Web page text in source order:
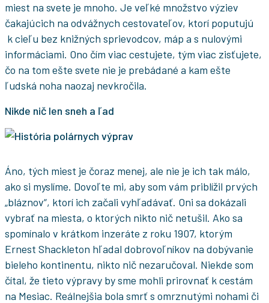
miest na svete je mnoho. Je veľké množstvo výziev
čakajúcich na odvážnych cestovateľov, ktorí poputujú
k cieľu bez knižných sprievodcov, máp a s nulovými
informáciami. Ono čím viac cestujete, tým viac zisťujete,
čo na tom ešte svete nie je prebádané a kam ešte
ľudská noha naozaj nevkročila.
Nikde nič len sneh a ľad
Áno, tých miest je čoraz menej, ale nie je ich tak málo,
ako si myslíme. Dovoľte mi, aby som vám priblížil prvých
„bláznov“, ktorí ich začali vyhľadávať. Oni sa dokázali
vybrať na miesta, o ktorých nikto nič netušil. Ako sa
spomínalo v krátkom inzeráte z roku 1907, ktorým
Ernest Shackleton hľadal dobrovoľníkov na dobývanie
bieleho kontinentu, nikto nič nezaručoval. Niekde som
čítal, že tieto výpravy by sme mohli prirovnať k cestám
na Mesiac. Reálnejšia bola smrť s omrznutými nohami či